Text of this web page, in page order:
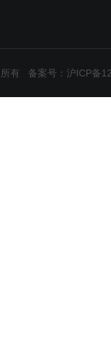
所有 备案号：沪ICP备